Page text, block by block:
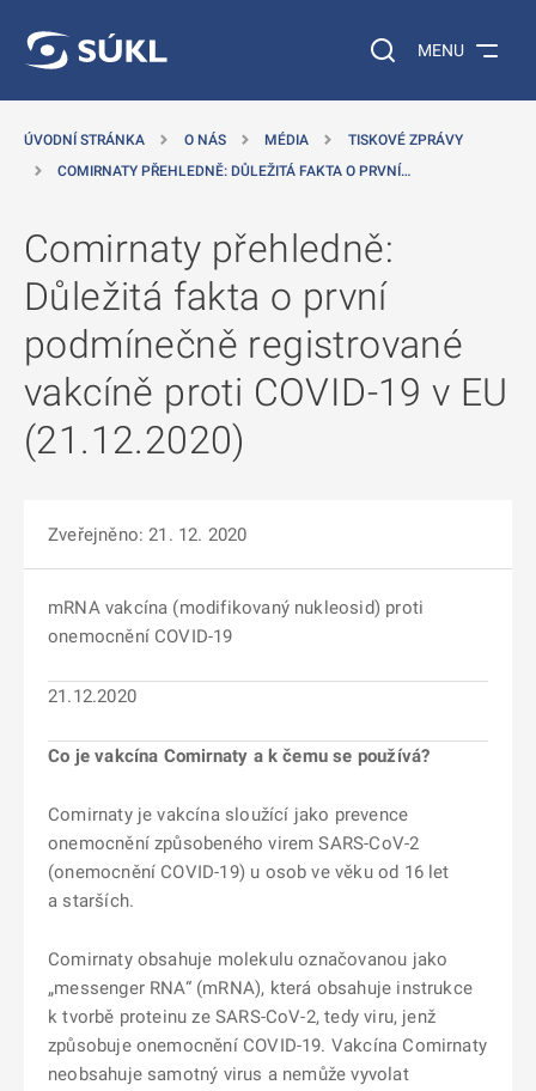
Vyhledávání na
MENU
ÚVODNÍ STRÁNKA O NÁS MÉDIA
TISKOVÉ ZPRÁVY
COMIRNATY PŘEHLEDNĚ: DŮLEŽITÁ FAKTA O PRVNÍ…
Comirnaty přehledně:
Důležitá fakta o první
podmínečně registrované
vakcíně proti COVID-19 v EU
(21.12.2020)
Zveřejněno: 21. 12. 2020
mRNA vakcína (modifikovaný nukleosid) proti
onemocnění COVID-19
21.12.2020
Co je vakcína Comirnaty a k čemu se používá?
Comirnaty je vakcína sloužící jako prevence
onemocnění způsobeného virem SARS-CoV-2
(onemocnění COVID-19) u osob ve věku od 16 let
a starších.
Comirnaty obsahuje molekulu označovanou jako
„messenger RNA“ (mRNA), která obsahuje instrukce
k tvorbě proteinu ze SARS-CoV-2, tedy viru, jenž
způsobuje onemocnění COVID-19. Vakcína Comirnaty
neobsahuje samotný virus a nemůže vyvolat